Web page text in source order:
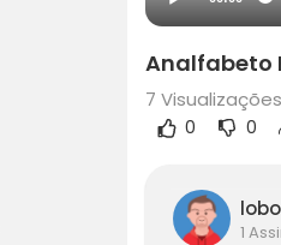
Analfabeto
7
0 0
1